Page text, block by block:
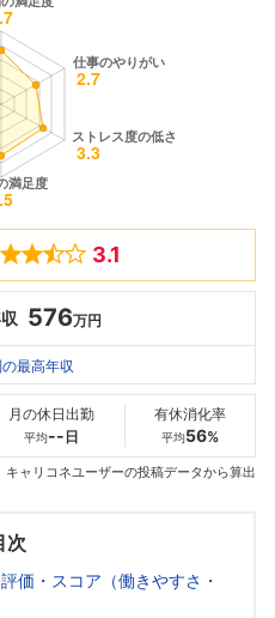
3.1
576万円
30代
576万
--万
最高年収
月の休日出勤
平均-- 日
有休消化率
平均56%
キャリコネユーザーの投稿データから算出
次
価・スコア（働きやすさ・